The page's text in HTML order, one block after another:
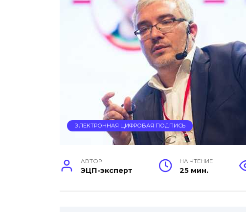
ЭЛЕКТРОННАЯ ЦИФРОВАЯ ПОДПИСЬ
АВТОР
ЭЦП-эксперт
НА ЧТЕНИЕ
25 мин.